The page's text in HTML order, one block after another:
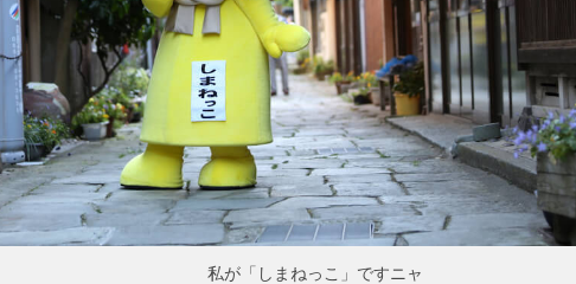
私が「しまねっこ」ですニャ